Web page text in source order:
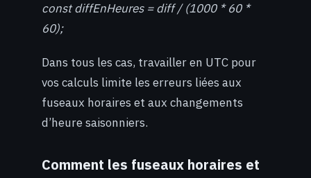
const diffEnHeures = diff / (1000 * 60 *
60);
Dans tous les cas, travailler en UTC pour
vos calculs limite les erreurs liées aux
fuseaux horaires et aux changements
d’heure saisonniers.
Comment les fuseaux horaires et